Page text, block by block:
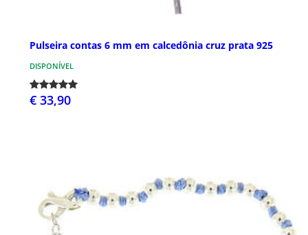
Pulseira contas 6 mm em calcedônia cruz prata 925
DISPONÍVEL
€ 33,90